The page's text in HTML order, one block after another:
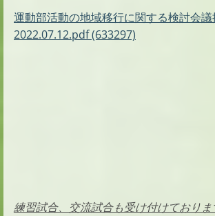
運動部活動の地域移行に関する検討会
2022.07.12.pdf (633297)
練習試合、交流試合も受け付けており